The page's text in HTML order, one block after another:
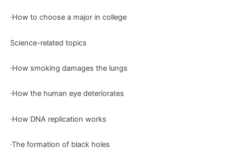
·How to choose a major in college
Science-related topics
·How smoking damages the lungs
·How the human eye deteriorates
·How DNA replication works
·The formation of black holes